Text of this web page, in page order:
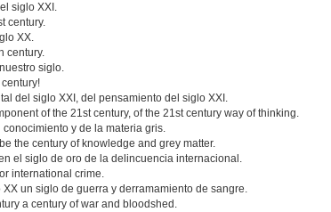
siglo XXI.
century.
XX.
century.
siglo.
del siglo XXI, del pensamiento del siglo XXI.
of the 21st century, of the 21st century way of thinking.
y de la materia gris.
the century of knowledge and grey matter.
el siglo de oro de la delincuencia internacional.
international crime.
un siglo de guerra y derramamiento de sangre.
a century of war and bloodshed.